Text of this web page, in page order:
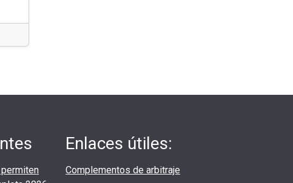
Enlaces útiles:
Complementos de arbitraje